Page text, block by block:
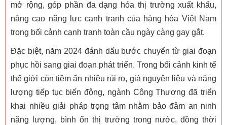
mở rộng, góp phần đa dạng hóa thị trường xuất khẩu,
nâng cao năng lực cạnh tranh của hàng hóa Việt Nam
trong bối cảnh cạnh tranh toàn cầu ngày càng gay gắt.
Đặc biệt, năm 2024 đánh dấu bước chuyển từ giai đoạn
phục hồi sang giai đoạn phát triển. Trong bối cảnh kinh tế
thế giới còn tiềm ẩn nhiều rủi ro, giá nguyên liệu và năng
lượng tiếp tục biến động, ngành Công Thương đã triển
khai nhiều giải pháp trọng tâm nhằm bảo đảm an ninh
năng lượng, bình ổn thị trường trong nước, đồng thời